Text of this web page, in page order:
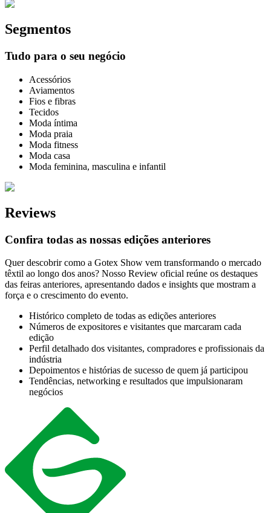
Segmentos
Tudo para o seu negócio
Acessórios
Aviamentos
Fios e fibras
Tecidos
Moda íntima
Moda praia
Moda fitness
Moda casa
Moda feminina, masculina e infantil
Reviews
Confira todas as nossas edições anteriores
Quer descobrir como a Gotex Show vem transformando o mercado
têxtil ao longo dos anos? Nosso Review oficial reúne os destaques
das feiras anteriores, apresentando dados e insights que mostram a
força e o crescimento do evento.
Histórico completo de todas as edições anteriores
Números de expositores e visitantes que marcaram cada
edição
Perfil detalhado dos visitantes, compradores e profissionais da
indústria
Depoimentos e histórias de sucesso de quem já participou
Tendências, networking e resultados que impulsionaram
negócios